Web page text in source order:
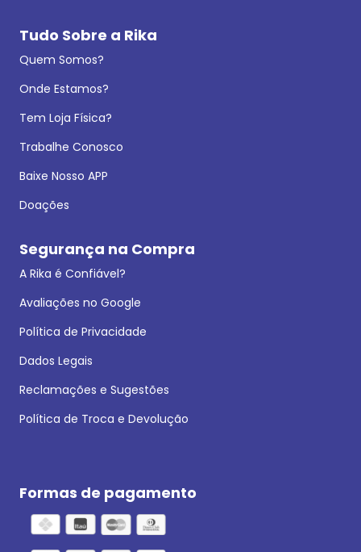
Tudo Sobre a Rika
Quem Somos?
Onde Estamos?
Tem Loja Física?
Trabalhe Conosco
Baixe Nosso APP
Doações
Segurança na Compra
A Rika é Confiável?
Avaliações no Google
Política de Privacidade
Dados Legais
Reclamações e Sugestões
Política de Troca e Devolução
Formas de pagamento